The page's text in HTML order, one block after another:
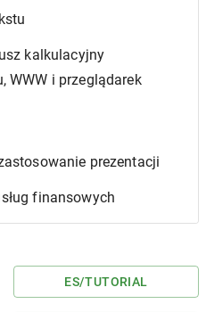
kalkulacyjny
WWW i przeglądarek
prezentacji
finansowych
ES/TUTORIAL